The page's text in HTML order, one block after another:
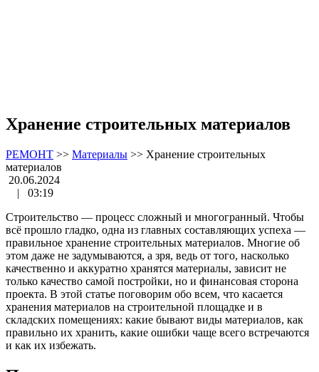
Хранение строительных материалов
РЕМОНТ >> Материалы >> Хранение строительных
материалов
20.06.2024
|
03:19
Строительство — процесс сложный и многогранный. Чтобы
всё прошло гладко, одна из главных составляющих успеха —
правильное хранение строительных материалов. Многие об
этом даже не задумываются, а зря, ведь от того, насколько
качественно и аккуратно хранятся материалы, зависит не
только качество самой постройки, но и финансовая сторона
проекта. В этой статье поговорим обо всем, что касается
хранения материалов на строительной площадке и в
складских помещениях: какие бывают виды материалов, как
правильно их хранить, какие ошибки чаще всего встречаются
и как их избежать.